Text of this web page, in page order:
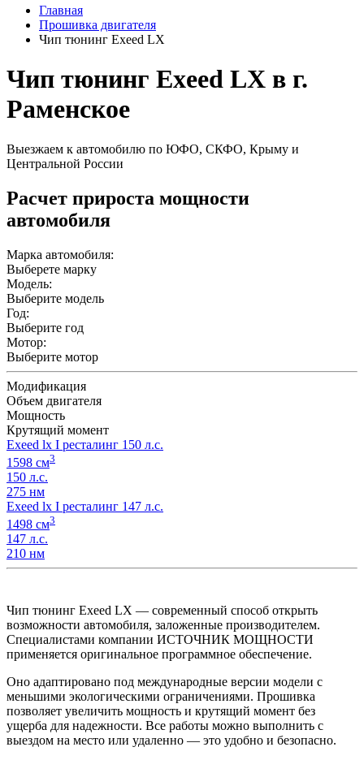
Главная
Прошивка двигателя
Чип тюнинг Exeed LX
Чип тюнинг Exeed LX в г.
Раменское
Выезжаем к автомобилю по ЮФО, СКФО, Крыму и
Центральной России
Расчет прироста мощности
автомобиля
Марка автомобиля:
Выберете марку
Модель:
Выберите модель
Год:
Выберите год
Мотор:
Выберите мотор
Модификация
Объем двигателя
Мощность
Крутящий момент
Exeed lx I ресталинг 150 л.с.
1598 см3
150 л.с.
275 нм
Exeed lx I ресталинг 147 л.с.
1498 см3
147 л.с.
210 нм
Чип тюнинг Exeed LX — современный способ открыть
возможности автомобиля, заложенные производителем.
Специалистами компании ИСТОЧНИК МОЩНОСТИ
применяется оригинальное программное обеспечение.
Оно адаптировано под международные версии модели с
меньшими экологическими ограничениями. Прошивка
позволяет увеличить мощность и крутящий момент без
ущерба для надежности. Все работы можно выполнить с
выездом на место или удаленно — это удобно и безопасно.